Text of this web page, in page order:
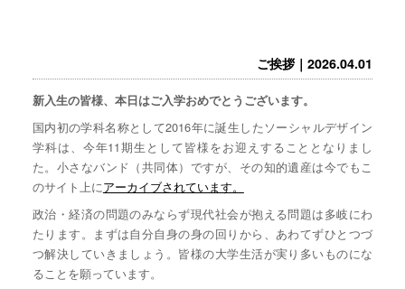
ご挨拶｜2026.04.01
新入生の皆様、本日はご入学おめでとうございます。
国内初の学科名称として2016年に誕生したソーシャルデザイン
学科は、今年11期生として皆様をお迎えすることとなりまし
た。小さなバンド（共同体）ですが、その知的遺産は今でもこ
のサイト上にアーカイブされています。
政治・経済の問題のみならず現代社会が抱える問題は多岐にわ
たります。まずは自分自身の身の回りから、あわてずひとつづ
つ解決していきましょう。皆様の大学生活が実り多いものにな
ることを願っています。